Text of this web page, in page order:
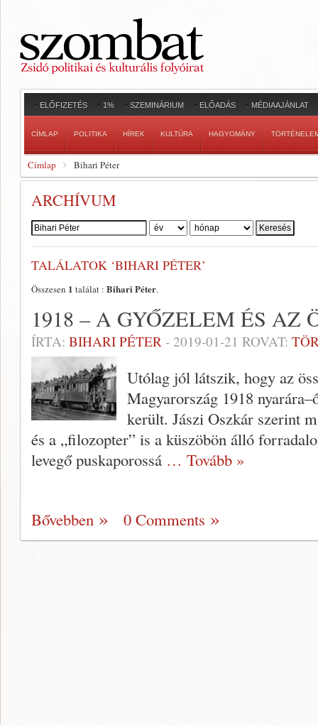
ELŐFIZETÉS 1% SZEMINÁRIUM ELŐADÁS MÉDIAAJÁNLAT
CÍMLAP POLITIKA HÍREK KULTÚRA HAGYOMÁNY
Címlap Bihari Péter
ARCHÍVUM
Szerző:
TALÁLATOK ‘BIHARI PÉTER’
Összesen 1 találat : Bihari Péter.
1918 – A GYŐZELEM ÉS AZ
ÍRTA: BIHARI PÉTER - 2019-01-21 ROVAT:
Utólag jól látszik, hogy az
Magyarország 1918
került. Jászi Oszkár szerint
és a „filozopter” is a küszöbön álló
levegő puskaporossá … Tovább »
Bővebben 0 Comments